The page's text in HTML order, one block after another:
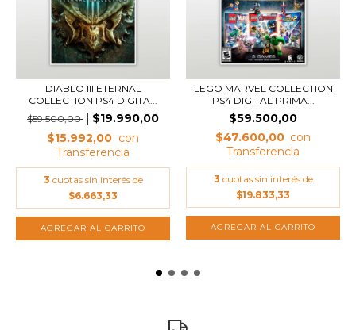
DIABLO III ETERNAL
COLLECTION PS4 DIGITA...
$59.500,00
$19.990,00
$15.992,00
3 cuotas sin interés de
$6.663,33
LEGO MARVEL COLLECTION
PS4 DIGITAL PRIMA...
$59.500,00
$47.600,00
3 cuotas sin interés de
$19.833,33